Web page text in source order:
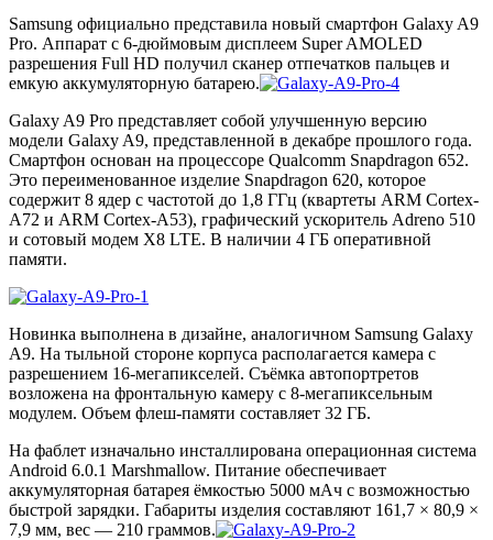
Samsung официально представила новый смартфон Galaxy A9
Pro. Аппарат с 6-дюймовым дисплеем Super AMOLED
разрешения Full HD получил сканер отпечатков пальцев и
емкую аккумуляторную батарею.
Galaxy A9 Pro представляет собой улучшенную версию
модели Galaxy A9, представленной в декабре прошлого года.
Смартфон основан на процессоре Qualcomm Snapdragon 652.
Это переименованное изделие Snapdragon 620, которое
содержит 8 ядер с частотой до 1,8 ГГц (квартеты ARM Cortex-
A72 и ARM Cortex-A53), графический ускоритель Adreno 510
и сотовый модем X8 LTE. В наличии 4 ГБ оперативной
памяти.
Новинка выполнена в дизайне, аналогичном Samsung Galaxy
A9. На тыльной стороне корпуса располагается камера с
разрешением 16-мегапикселей. Съёмка автопортретов
возложена на фронтальную камеру с 8-мегапиксельным
модулем. Объем флеш-памяти составляет 32 ГБ.
На фаблет изначально инсталлирована операционная система
Android 6.0.1 Marshmallow. Питание обеспечивает
аккумуляторная батарея ёмкостью 5000 мАч с возможностью
быстрой зарядки. Габариты изделия составляют 161,7 × 80,9 ×
7,9 мм, вес — 210 граммов.